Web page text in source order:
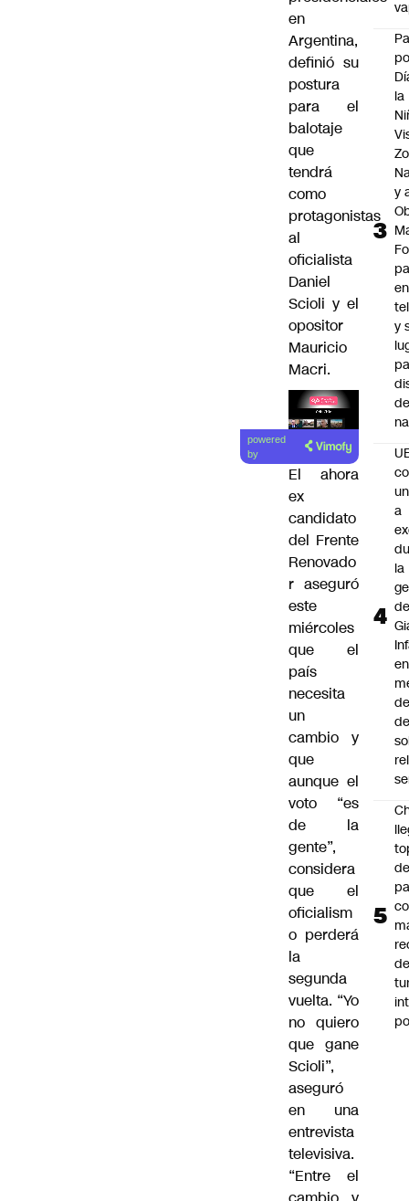
en
Argentina,
definió su
postura
para el
balotaje
que
tendrá
como
protagonistas
al
oficialista
Daniel
Scioli y el
opositor
Mauricio
Macri.
Lea el
artículo
powered
by
El ahora
ex
candidato
del Frente
Renovado
r aseguró
este
miércoles
que el
país
necesita
un
cambio y
que
aunque el
voto “es
de la
gente”,
considera
que el
oficialism
o perderá
la
segunda
vuelta. “Yo
no quiero
que gane
Scioli”,
aseguró
en una
entrevista
televisiva.
“Entre el
la
y
en
y
a
la
de
en
de